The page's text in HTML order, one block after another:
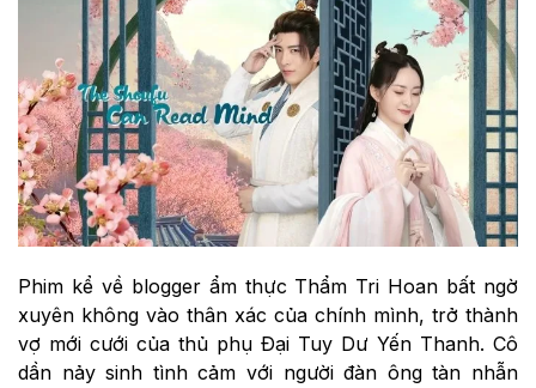
Phim kể về blogger ẩm thực Thẩm Tri Hoan bất ngờ
xuyên không vào thân xác của chính mình, trở thành
vợ mới cưới của thủ phụ Đại Tuy Dư Yến Thanh. Cô
dần nảy sinh tình cảm với người đàn ông tàn nhẫn